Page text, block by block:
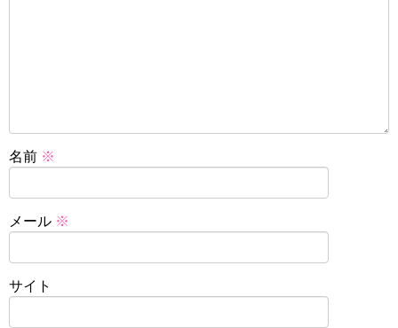
名前 ※
メール ※
サイト